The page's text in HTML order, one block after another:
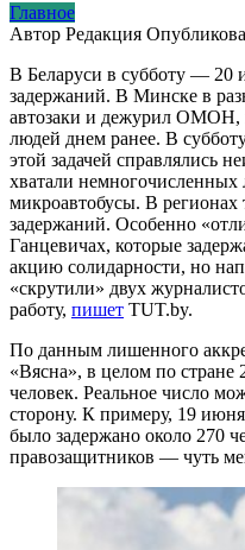
Главное
Автор Редакция
В Беларуси в субботу — 20
задержаний. В Минске в
автозаки и дежурил ОМОН,
людей днем ранее. В
этой задачей справлялись
хватали
микроавтобусы. В регионах
задержаний. Особенно
Ганцевичах, которые
акцию солидарности, но
«скрутили» двух
работу, пишет TUT.by.
По данным лишенного
«Вясна», в целом по
человек. Реальное число
сторону. К примеру, 19
было задержано около 270
правозащитников — чуть